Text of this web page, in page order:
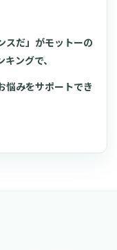
スだ」がモットーの
ングで、
悩みをサポートでき